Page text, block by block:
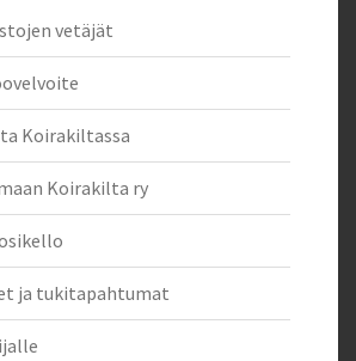
vetäjät
Koirakiltassa
Koirakilta ry
ja tukitapahtumat